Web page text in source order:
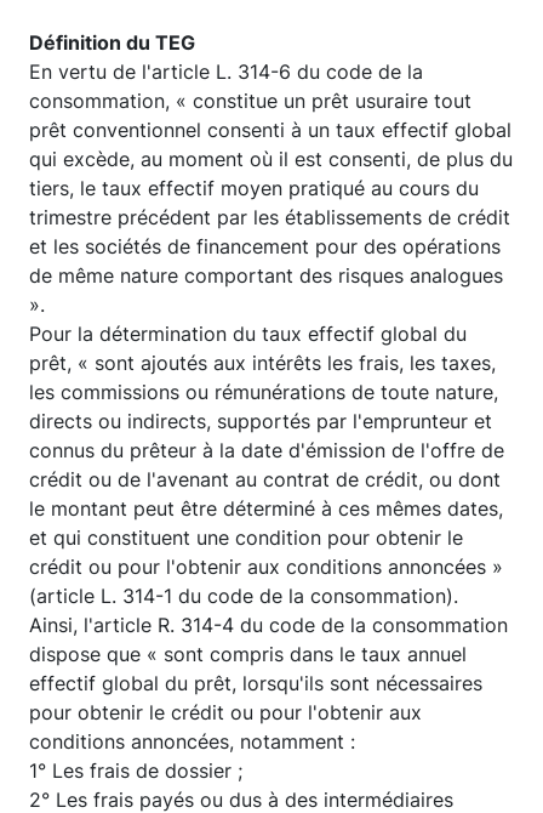
Définition du TEG
En vertu de l'article L. 314-6 du code de la
consommation, « constitue un prêt usuraire tout
prêt conventionnel consenti à un taux effectif global
qui excède, au moment où il est consenti, de plus du
tiers, le taux effectif moyen pratiqué au cours du
trimestre précédent par les établissements de crédit
et les sociétés de financement pour des opérations
de même nature comportant des risques analogues
».
Pour la détermination du taux effectif global du
prêt, « sont ajoutés aux intérêts les frais, les taxes,
les commissions ou rémunérations de toute nature,
directs ou indirects, supportés par l'emprunteur et
connus du prêteur à la date d'émission de l'offre de
crédit ou de l'avenant au contrat de crédit, ou dont
le montant peut être déterminé à ces mêmes dates,
et qui constituent une condition pour obtenir le
crédit ou pour l'obtenir aux conditions annoncées »
(article L. 314-1 du code de la consommation).
Ainsi, l'article R. 314-4 du code de la consommation
dispose que « sont compris dans le taux annuel
effectif global du prêt, lorsqu'ils sont nécessaires
pour obtenir le crédit ou pour l'obtenir aux
conditions annoncées, notamment :
1° Les frais de dossier ;
2° Les frais payés ou dus à des intermédiaires